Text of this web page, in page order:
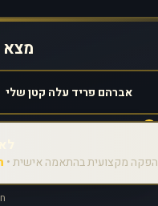
מצא
הפקה מקצועית בהתאמה אישית •